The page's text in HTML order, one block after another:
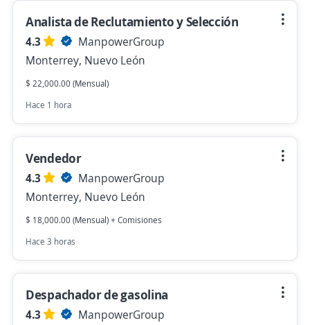
Analista de Reclutamiento y Selección
4.3
ManpowerGroup
Monterrey, Nuevo León
$ 22,000.00 (Mensual)
Hace 1 hora
Vendedor
4.3
ManpowerGroup
Monterrey, Nuevo León
$ 18,000.00 (Mensual) + Comisiones
Hace 3 horas
Despachador de gasolina
4.3
ManpowerGroup